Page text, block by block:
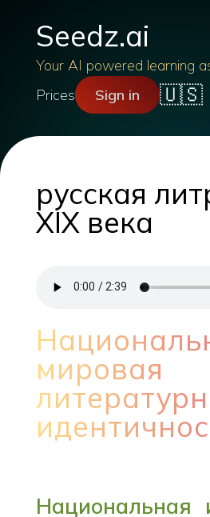
Seedz.ai
Your AI powered learning
Prices
Sign in 🇺🇸
русская
XIX века
мировая
Национальная